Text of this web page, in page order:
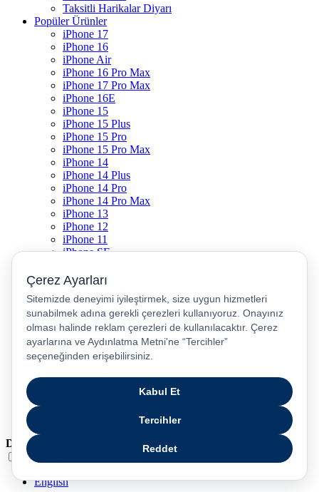
Taksitli Harikalar Diyarı
Popüler Ürünler
iPhone 17
iPhone 16
iPhone Air
iPhone 16 Pro Max
iPhone 17 Pro Max
iPhone 16E
iPhone 15
iPhone 15 Plus
iPhone 15 Pro
iPhone 15 Pro Max
iPhone 14
iPhone 14 Plus
iPhone 14 Pro
iPhone 14 Pro Max
iPhone 13
iPhone 12
iPhone 11
iPhone SE
Dyson V15
Dyson V15 Detect Submarine
Dyson Airstrait
Dyson V12
Dyson V8
Samsung Galaxy S25
Samsung Galaxy S25 Ultra
PS4 / Playstation 4
Dil
Türkçe
English